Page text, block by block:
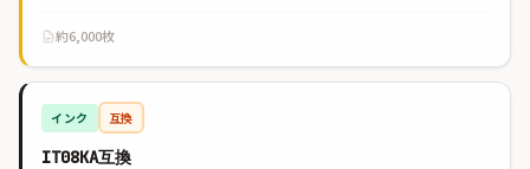
約6,000枚
インク 互換
IT08KA互換